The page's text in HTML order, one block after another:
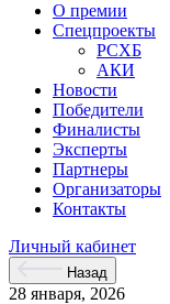
О премии
Спецпроекты
РСХБ
АКИ
Новости
Победители
Финалисты
Эксперты
Партнеры
Организаторы
Контакты
Личный кабинет
Назад
28 января, 2026